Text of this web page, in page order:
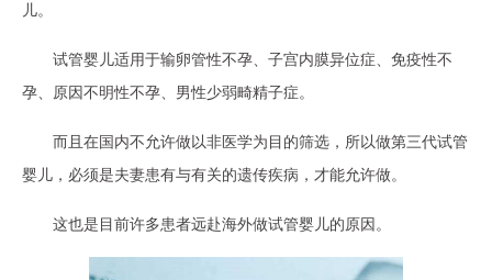
儿。
试管婴儿适用于输卵管性不孕、子宫内膜异位症、免疫性不
孕、原因不明性不孕、男性少弱畸精子症。
而且在国内不允许做以非医学为目的筛选，所以做第三代试管
婴儿，必须是夫妻患有与有关的遗传疾病，才能允许做。
这也是目前许多患者远赴海外做试管婴儿的原因。